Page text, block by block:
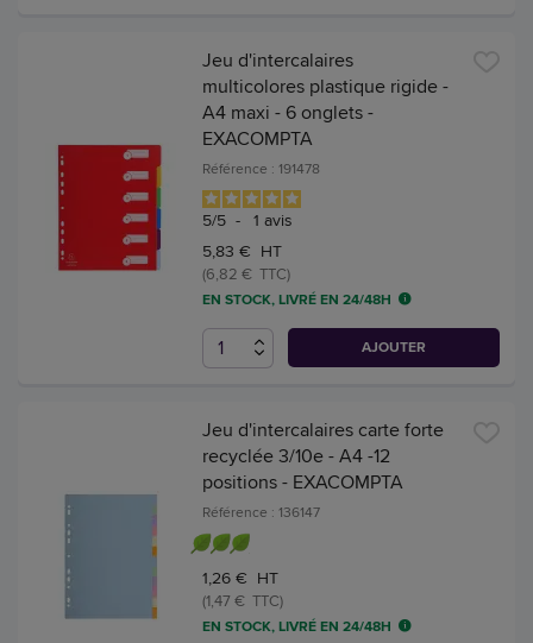
Jeu d'intercalaires
multicolores plastique rigide -
A4 maxi - 6 onglets -
EXACOMPTA
Référence : 191478
5/5 - 1 avis
5,83 € HT
(6,82 € TTC)
EN STOCK, LIVRÉ EN 24/48H
AJOUTER
Jeu d'intercalaires carte forte
recyclée 3/10e - A4 -12
positions - EXACOMPTA
Référence : 136147
1,26 € HT
(1,47 € TTC)
EN STOCK, LIVRÉ EN 24/48H